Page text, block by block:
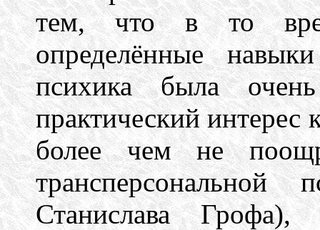
тем, что в то
определённые
психика была очень
практический интерес
более чем не
трансперсональной
Станислава